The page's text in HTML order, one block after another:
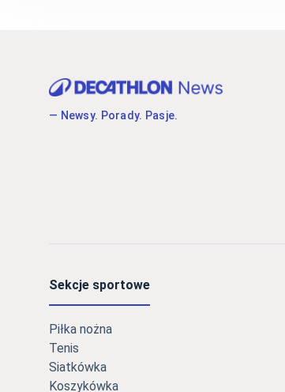
— Newsy. Porady. Pasje.
Sekcje sportowe
Piłka nożna
Tenis
Siatkówka
Koszykówka